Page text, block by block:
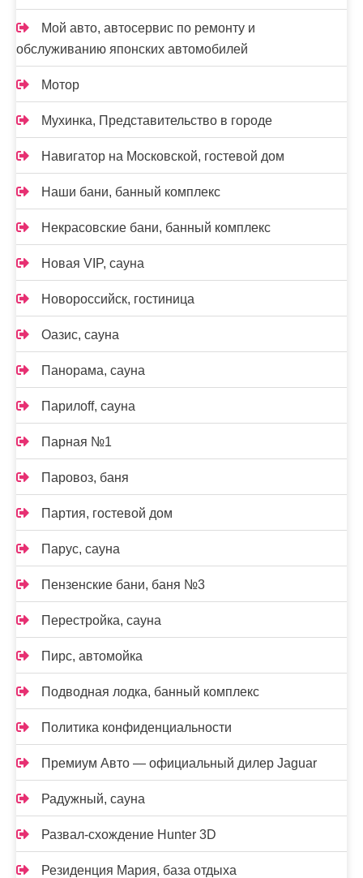
Мой авто, автосервис по ремонту и
обслуживанию японских автомобилей
Мотор
Мухинка, Представительство в городе
Навигатор на Московской, гостевой дом
Наши бани, банный комплекс
Некрасовские бани, банный комплекс
Новая VIP, сауна
Новороссийск, гостиница
Оазис, сауна
Панорама, сауна
Парилоff, сауна
Парная №1
Паровоз, баня
Партия, гостевой дом
Парус, сауна
Пензенские бани, баня №3
Перестройка, сауна
Пирс, автомойка
Подводная лодка, банный комплекс
Политика конфиденциальности
Премиум Авто — официальный дилер Jaguar
Радужный, сауна
Развал-схождение Hunter 3D
Резиденция Мария, база отдыха